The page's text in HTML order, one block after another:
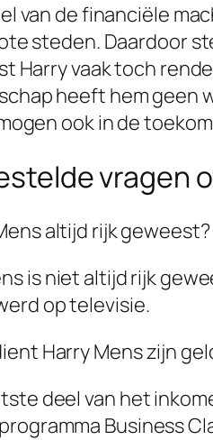
van de financiële
steden. Daardoor
Harry vaak toch
heeft hem geen
ook in de
vragen
altijd rijk geweest?
is niet altijd rijk
op televisie.
Harry Mens zijn
deel van het
Business